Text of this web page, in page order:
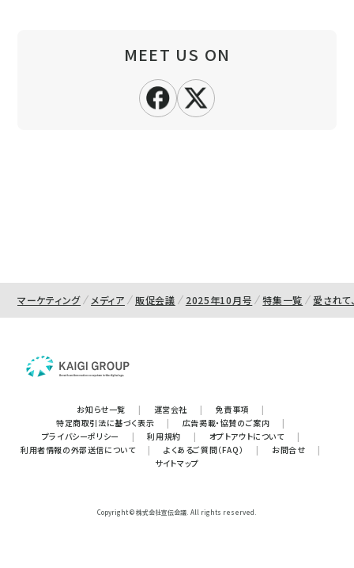
MEET US ON
マーケティング メディア 販促会議 2025年10月号 特集一覧 愛されて
お知らせ一覧 | 運営会社 | 免責事項
|
特定商取引法に基づく表示
| 広告掲載・協賛のご案内
|
プライバシーポリシー
| 利用規約 | オプトアウトについて
|
利用者情報の外部送信について
| よくあるご質問（FAQ） | お問合せ
|
サイトマップ
Copyright © 株式会社宣伝会議. All rights reserved.